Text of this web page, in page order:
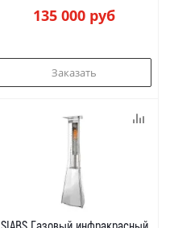
135 000 руб
Заказать